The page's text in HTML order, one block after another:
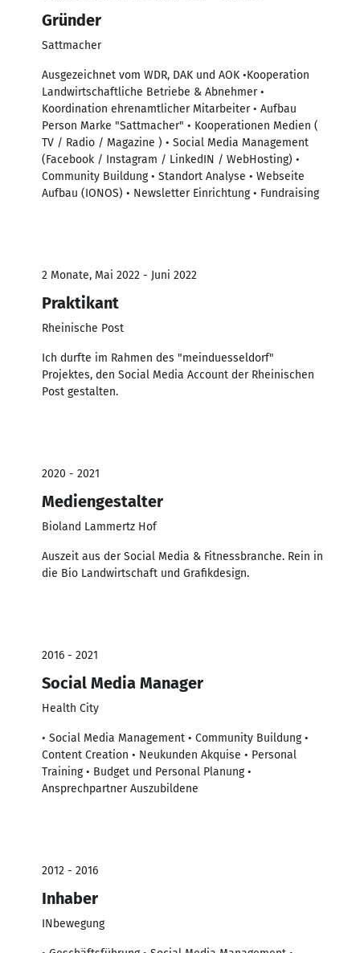
Gründer
Sattmacher
Ausgezeichnet vom WDR, DAK und AOK •Kooperation
Landwirtschaftliche Betriebe & Abnehmer •
Koordination ehrenamtlicher Mitarbeiter • Aufbau
Person Marke "Sattmacher" • Kooperationen Medien (
TV / Radio / Magazine ) • Social Media Management
(Facebook / Instagram / LinkedIN / WebHosting) •
Community Buildung • Standort Analyse • Webseite
Aufbau (IONOS) • Newsletter Einrichtung • Fundraising
2 Monate, Mai 2022 - Juni 2022
Praktikant
Rheinische Post
Ich durfte im Rahmen des "meinduesseldorf"
Projektes, den Social Media Account der Rheinischen
Post gestalten.
2020 - 2021
Mediengestalter
Bioland Lammertz Hof
Auszeit aus der Social Media & Fitnessbranche. Rein in
die Bio Landwirtschaft und Grafikdesign.
2016 - 2021
Social Media Manager
Health City
• Social Media Management • Community Buildung •
Content Creation • Neukunden Akquise • Personal
Training • Budget und Personal Planung •
Ansprechpartner Auszubildene
2012 - 2016
Inhaber
INbewegung